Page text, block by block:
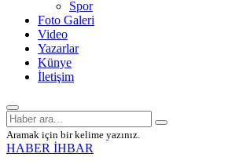
Spor
Foto Galeri
Video
Yazarlar
Künye
İletişim
Aramak için bir kelime yazınız.
HABER İHBAR